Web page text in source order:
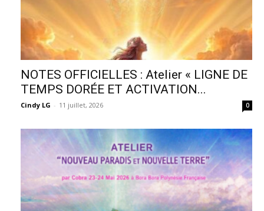
NOTES OFFICIELLES : Atelier « LIGNE DE
TEMPS DORÉE ET ACTIVATION...
Cindy LG - 11 juillet, 2026 0